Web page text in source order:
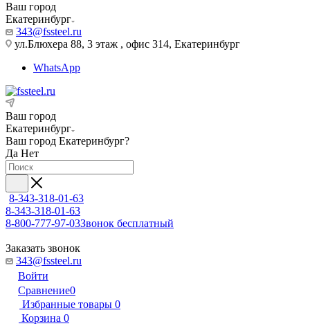
Ваш город
Екатеринбург
343@fssteel.ru
ул.Блюхера 88, 3 этаж , офис 314, Екатеринбург
WhatsApp
Ваш город
Екатеринбург
Ваш город Екатеринбург?
Да Нет
8-343-318-01-63
8-343-318-01-63
8-800-777-97-03Звонок бесплатный
Заказать звонок
343@fssteel.ru
Войти
Сравнение0
Избранные товары 0
Корзина 0